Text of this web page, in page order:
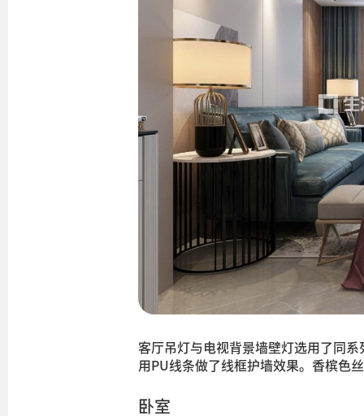
客厅吊灯与电视背景墙壁灯选用了同
用PU线条做了线框护墙效果。香槟色
卧室